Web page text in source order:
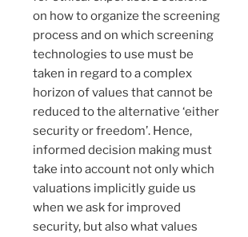
on how to organize the screening
process and on which screening
technologies to use must be
taken in regard to a complex
horizon of values that cannot be
reduced to the alternative ‘either
security or freedom’. Hence,
informed decision making must
take into account not only which
valuations implicitly guide us
when we ask for improved
security, but also what values